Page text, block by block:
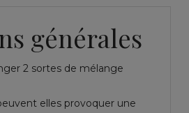
générales
2 sortes de mélange
elles provoquer une